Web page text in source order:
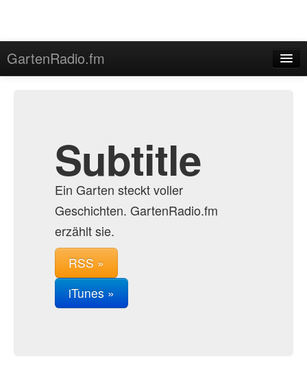
GartenRadio.fm
Subtitle
Ein Garten steckt voller
Geschichten. GartenRadio.fm
erzählt sie.
RSS »
iTunes »